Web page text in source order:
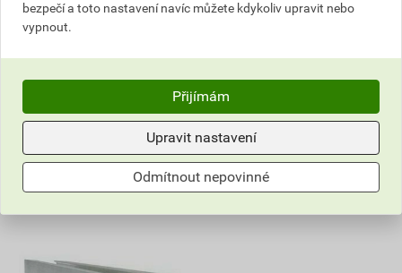
Na poptávku
do košíku přidáte 6 bm
celkem s DPH
Na poptávku
do košíku přidáte 6 bm
1 972,68
bezpečí a toto nastavení navíc můžete kdykoliv upravit nebo
vypnout.
Přijímám
Upravit nastavení
Odmítnout nepovinné